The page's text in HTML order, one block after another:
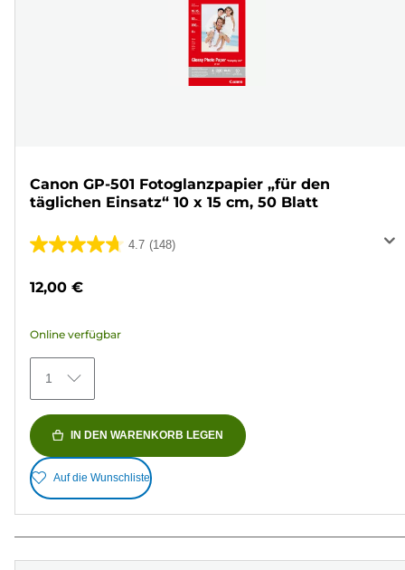
Canon GP-501 Fotoglanzpapier „für den
täglichen Einsatz“ 10 x 15 cm, 50 Blatt
4.7 (148)
4.7
5
148
Bewertungen
12,00 €
Online verfügbar
1
IN DEN WARENKORB LEGEN
Auf die Wunschliste